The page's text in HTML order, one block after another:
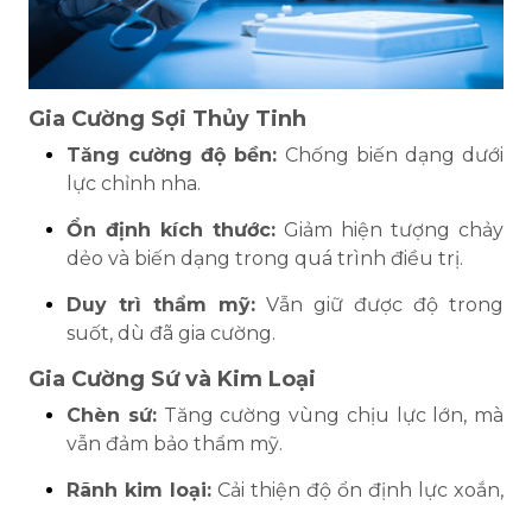
Gia Cường Sợi Thủy Tinh
Tăng cường độ bền: Chống biến dạng dưới
lực chỉnh nha.
Ổn định kích thước: Giảm hiện tượng chảy
dẻo và biến dạng trong quá trình điều trị.
Duy trì thẩm mỹ: Vẫn giữ được độ trong
suốt, dù đã gia cường.
Gia Cường Sứ và Kim Loại
Chèn sứ:Tăng cường vùng chịu lực lớn, mà
vẫn đảm bảo thẩm mỹ.
Rãnh kim loại: Cải thiện độ ổn định lực xoắn,